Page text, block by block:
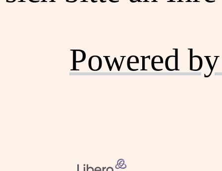
Powered